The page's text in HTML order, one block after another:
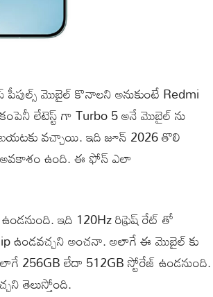
పీపుల్స్ మొబైల్ కొనాలని అనుకుంటే Redmi
కంపెనీ లేటెస్ట్ గా Turbo 5 అనే మొబైల్ ను
బయటకు వచ్చాయి. ఇది జూన్ 2026 తొలి
ఉంది. ఈ ఫోన్ ఎలా
ఇది 120Hz రిఫ్రెష్ రేట్ తో
ఉండవచ్చని అంచనా. అలాగే ఈ మొబైల్ కు
256GB లేదా 512GB స్టోరేజ్ ఉండనుంది.
తెలుస్తోంది.